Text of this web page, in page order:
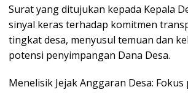
​Surat yang ditujukan kepada Kepala
sinyal keras terhadap komitmen
tingkat desa, menyusul temuan dan
potensi penyimpangan Dana Desa.
​Menelisik Jejak Anggaran Desa: